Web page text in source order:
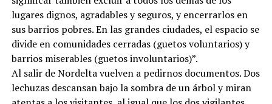
lugares dignos, agradables y seguros, y encerrarlos en
sus barrios pobres. En las grandes ciudades, el espacio se
divide en comunidades cerradas (guetos voluntarios) y
barrios miserables (guetos involuntarios)”.
Al salir de Nordelta vuelven a pedirnos documentos. Dos
lechuzas descansan bajo la sombra de un árbol y miran